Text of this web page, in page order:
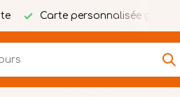
Carte personnalisée gratuite